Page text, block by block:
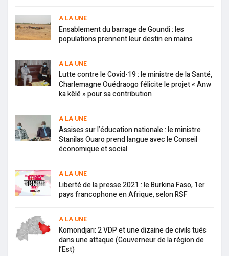
A LA UNE
Ensablement du barrage de Goundi : les
populations prennent leur destin en mains
A LA UNE
Lutte contre le Covid-19 : le ministre de la Santé,
Charlemagne Ouédraogo félicite le projet « Anw
ka kêlê » pour sa contribution
A LA UNE
Assises sur l’éducation nationale : le ministre
Stanilas Ouaro prend langue avec le Conseil
économique et social
A LA UNE
Liberté de la presse 2021 : le Burkina Faso, 1er
pays francophone en Afrique, selon RSF
A LA UNE
Komondjari: 2 VDP et une dizaine de civils tués
dans une attaque (Gouverneur de la région de
l’Est)